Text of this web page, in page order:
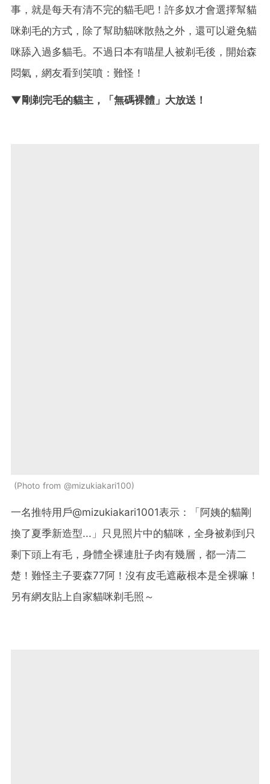
事，就是每天有清不完的貓毛吧！許多奴才會選擇幫貓
咪剃毛的方式，除了幫助貓咪散熱之外，還可以避免貓
咪舔入過多貓毛。不過日本有喵星人被剃毛後，開始森
悶氣，網友看到笑噴：難怪！
▼剛剃完毛的貓主，「無碼裸體」大放送！
Photo from @mizukiakari100
一名推特用戶@mizukiakari1001表示：「阿姨的貓剛
換了夏季新造型...」只見照片中的貓咪，全身被剃到只
剩下頭上有毛，身體全裸連肚子肉有幾層，都一清二
楚！難怪主子要森77阿！沒有皮毛遮蔽根本是全裸嘛！
另有網友貼上自家貓咪剃毛照～